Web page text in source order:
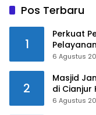
Pos Terbaru
1
Perkuat
6 Agustus
2
Masjid
di Cianjur
6 Agustus